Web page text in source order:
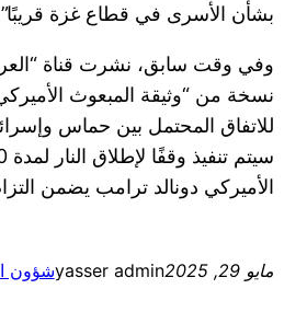
بشأن الأسرى في ​​قطاع غزة​​
وفي وقت سابق، نشرت قناة
نسخة من “وثيقة المبعوث
للاتفاق المحتمل بين حماس
الأميركي ​دونالد ترامب​ يضمن
مايو 29, 2025 yasser adminشؤون